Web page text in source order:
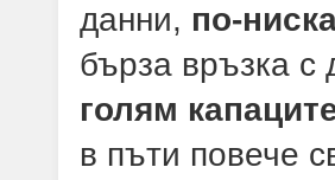
данни, по-
бърза връзка с
голям
в пъти повече